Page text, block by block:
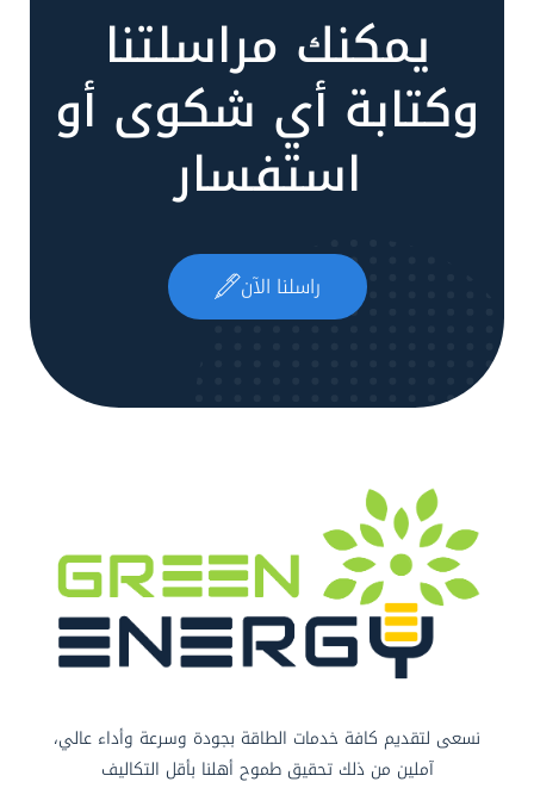
يمكنك مراسلتنا
وكتابة أي شكوى أو
استفسار
راسلنا الآن
نسعى لتقديم كافة خدمات الطاقة بجودة وسرعة وأداء عالي،
آملين من ذلك تحقيق طموح أهلنا بأقل التكاليف